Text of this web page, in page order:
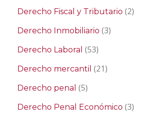
Derecho Fiscal y Tributario (2)
Derecho Inmobiliario (3)
Derecho Laboral (53)
Derecho mercantil (21)
Derecho penal (5)
Derecho Penal Económico (3)